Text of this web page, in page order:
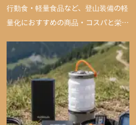
行動食・軽量食品など、登山装備の軽
量化におすすめの商品・コスパと栄養